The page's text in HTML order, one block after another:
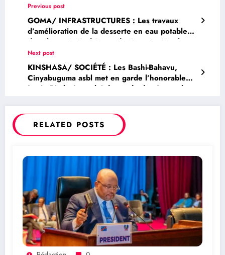
Previous post
GOMA/ INFRASTRUCTURES : Les travaux
d’amélioration de la desserte en eau potable
dans la partie Sud-Ouest du Quartier Kyeshero
avancent normalement: au total 205 mètres de
tuyau de refoulement FD DN 300 ont déjà été
posés jusqu’à la hauteur de la nouvelle
Cathédrale
Next post
KINSHASA/ SOCIÉTÉ : Les Bashi-Bahavu,
Cinyabuguma asbl met en garde l’honorable
Justin Bitakwira et lui demande de réparer le
RELATED POSTS